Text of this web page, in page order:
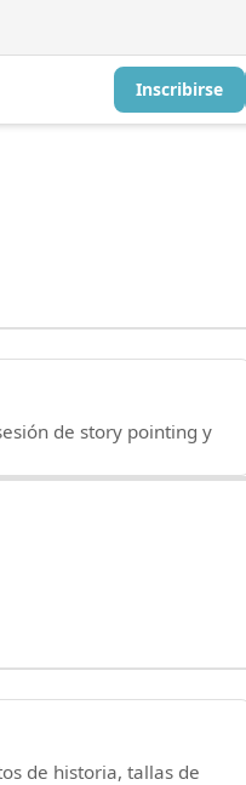
Inscribirse
de story pointing y
de historia, tallas de